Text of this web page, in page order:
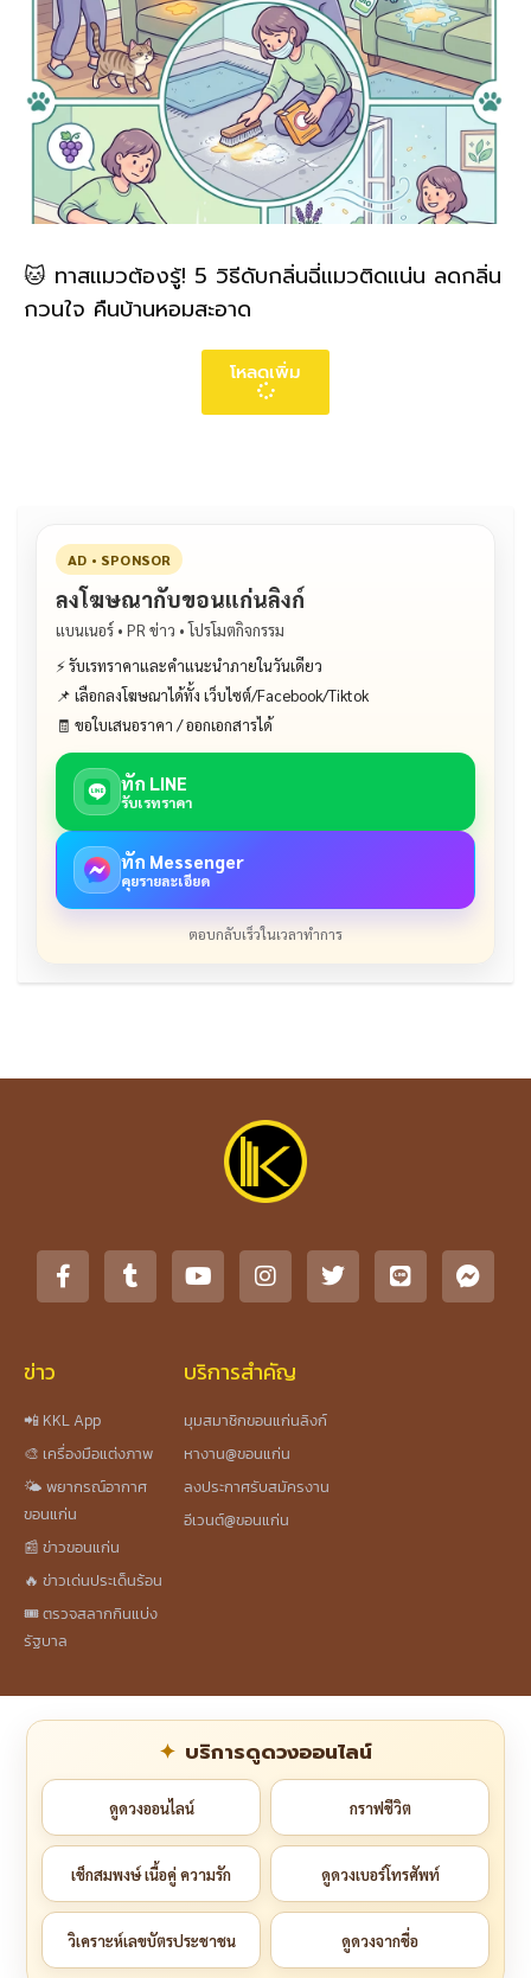
🐱 ทาสแมวต้องรู้! 5 วิธีดับกลิ่นฉี่แมวติดแน่น ลดกลิ่น
กวนใจ คืนบ้านหอมสะอาด
โหลดเพิ่ม
AD • SPONSOR
ลงโฆษณากับขอนแก่นลิงก์
แบนเนอร์ • PR ข่าว • โปรโมตกิจกรรม
⚡ รับเรทราคาและคำแนะนำภายในวันเดียว
📌 เลือกลงโฆษณาได้ทั้ง เว็บไซต์/Facebook/Tiktok
🧾 ขอใบเสนอราคา / ออกเอกสารได้
ทัก LINE
รับเรทราคา
ทัก Messenger
คุยรายละเอียด
ตอบกลับเร็วในเวลาทำการ
ข่าว
📲 KKL App
🎨 เครื่องมือแต่งภาพ
🌤️ พยากรณ์อากาศ
ขอนแก่น
📰 ข่าวขอนแก่น
🔥 ข่าวเด่นประเด็นร้อน
🎟️ ตรวจสลากกินแบ่ง
รัฐบาล
บริการสำคัญ
มุมสมาชิกขอนแก่นลิงก์
หางาน@ขอนแก่น
ลงประกาศรับสมัครงาน
อีเวนต์@ขอนแก่น
บริการดูดวงออนไลน์
ดูดวงออนไลน์ กราฟชีวิต
เช็กสมพงษ์ เนื้อคู่ ความรัก ดูดวงเบอร์โทรศัพท์
วิเคราะห์เลขบัตรประชาชน ดูดวงจากชื่อ